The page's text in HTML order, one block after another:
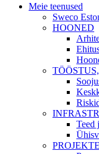
Meie teenused
Sweco
HOONED
Teed